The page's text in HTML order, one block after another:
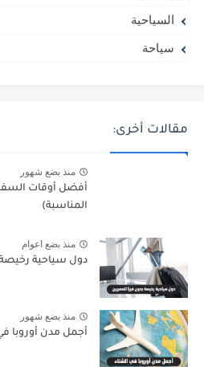
السياحية
سياحة
مقالات أخرى:
منذ بضع شهور
أفضل أوقات السفر
المناسبة)
منذ بضع اعوام
دول سياحية
منذ بضع شهور
أجمل مدن أوروبا